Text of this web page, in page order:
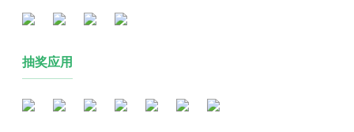
抽奖应用